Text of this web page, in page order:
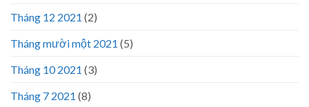
Tháng 12 2021 (2)
Tháng mười một 2021 (5)
Tháng 10 2021 (3)
Tháng 7 2021 (8)